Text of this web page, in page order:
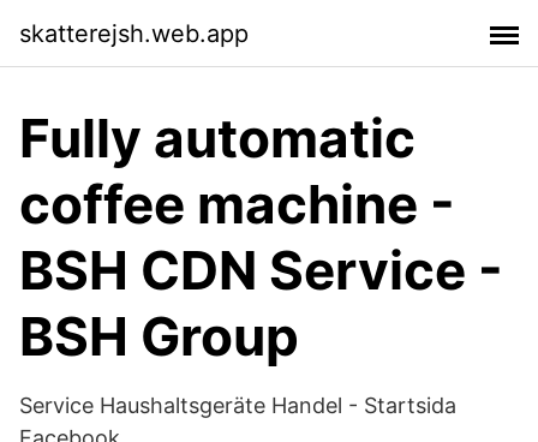
skatterejsh.web.app
Fully automatic
coffee machine -
BSH CDN Service -
BSH Group
Service Haushaltsgeräte Handel - Startsida